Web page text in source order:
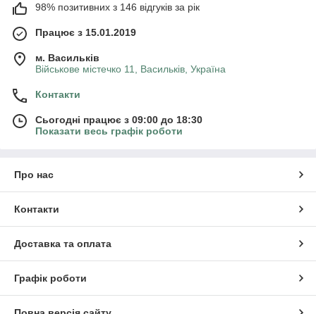
98% позитивних з 146 відгуків за рік
Працює з 15.01.2019
м. Васильків
Військове містечко 11, Васильків, Україна
Контакти
Сьогодні працює з 09:00 до 18:30
Показати весь графік роботи
Про нас
Контакти
Доставка та оплата
Графік роботи